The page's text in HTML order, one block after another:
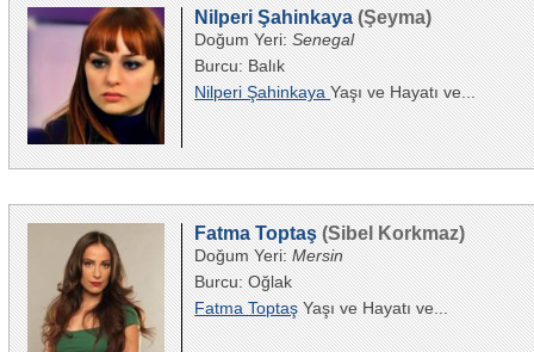
Nilperi Şahinkaya(Şeyma)
Doğum Yeri:Senegal
Burcu: Balık
Nilperi ŞahinkayaYaşı ve Hayatı ve...
Fatma Toptaş (Sibel Korkmaz)
Doğum Yeri:Mersin
Burcu: Oğlak
Fatma ToptaşYaşı ve Hayatı ve...